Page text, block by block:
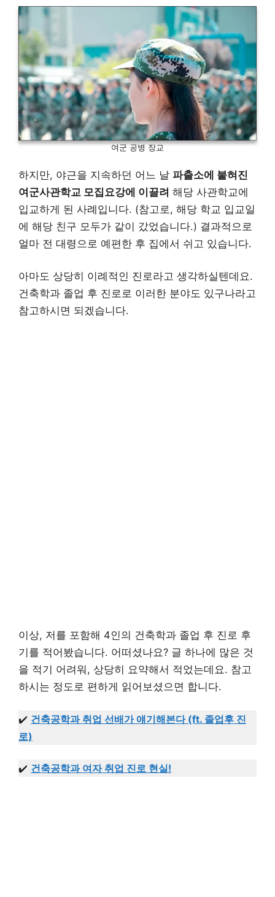
여군 공병 장교
하지만, 야근을 지속하던 어느 날 파출소에 붙혀진
여군사관학교 모집요강에 이끌려 해당 사관학교에
입교하게 된 사례입니다. (참고로, 해당 학교 입교일
에 해당 친구 모두가 같이 갔었습니다.) 결과적으로
얼마 전 대령으로 예편한 후 집에서 쉬고 있습니다.
아마도 상당히 이례적인 진로라고 생각하실텐데요.
건축학과 졸업 후 진로로 이러한 분야도 있구나라고
참고하시면 되겠습니다.
이상, 저를 포함해 4인의 건축학과 졸업 후 진로 후
기를 적어봤습니다. 어떠셨나요? 글 하나에 많은 것
을 적기 어려워, 상당히 요약해서 적었는데요. 참고
하시는 정도로 편하게 읽어보셨으면 합니다.
✔️ 건축공학과 취업 선배가 얘기해본다 (ft. 졸업후 진
로)
✔️ 건축공학과 여자 취업 진로 현실!